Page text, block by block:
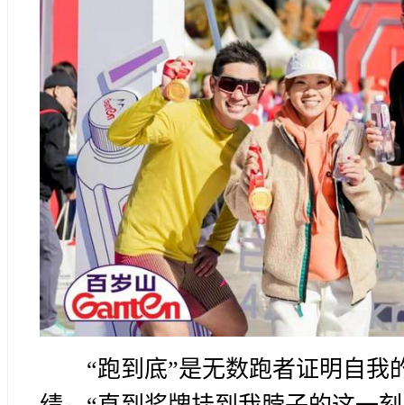
“跑到底”是无数跑者证明自